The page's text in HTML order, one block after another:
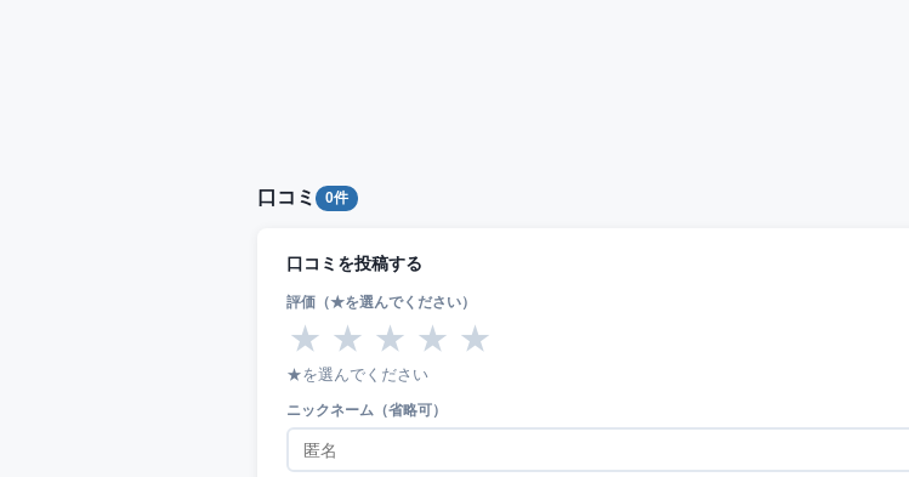
口コミ 0件
口コミを投稿する
評価（★を選んでください）
★ ★ ★ ★ ★
★を選んでください
ニックネーム（省略可）